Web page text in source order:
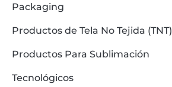
Packaging
Productos de Tela No Tejida (TNT)
Productos Para Sublimación
Tecnológicos